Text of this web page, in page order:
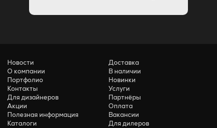
Новости
О компании
Портфолио
Контакты
Для дизайнеров
Акции
Полезная информация
Каталоги
Доставка
В наличии
Новинки
Услуги
Партнёры
Оплата
Вакансии
Для дилеров